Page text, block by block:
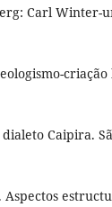
Carl Winter-
criação
Caipira.
Aspectos